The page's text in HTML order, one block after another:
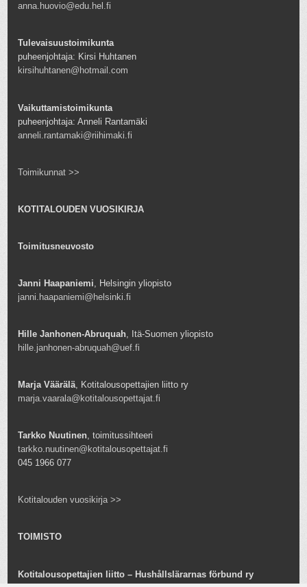
anna.huovio@edu.hel.fi
Tulevaisuustoimikunta
puheenjohtaja: Kirsi Huhtanen
kirsihuhtanen@hotmail.com
Vaikuttamistoimikunta
puheenjohtaja: Anneli Rantamäki
anneli.rantamaki@riihimaki.fi
Toimikunnat >>
KOTITALOUDEN VUOSIKIRJA
Toimitusneuvosto
Janni Haapaniemi , Helsingin yliopisto
janni.haapaniemi@helsinki.fi
Hille Janhonen-Abruquah, Itä-Suomen yliopisto
hille.janhonen-abruquah@uef.fi
Marja Väärälä, Kotitalousopettajien liitto ry
marja.vaarala@kotitalousopettajat.fi
Tarkko Nuutinen, toimitussihteeri
tarkko.nuutinen@kotitalousopettajat.fi
045 1966 077
Kotitalouden vuosikirja >>
TOIMISTO
Kotitalousopettajien liitto – Hushållslärarnas förbund ry